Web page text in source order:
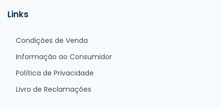
Links
Condições de Venda
Informação ao Consumidor
Política de Privacidade
Livro de Reclamações